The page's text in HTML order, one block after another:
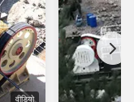
वीडियो